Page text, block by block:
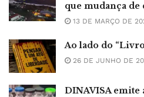
que mudança de
13 DE MARÇO DE
Ao lado do
26 DE JUNHO DE
DINAVISA emite